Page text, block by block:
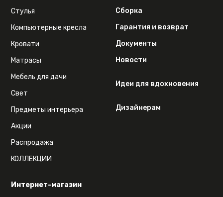
Интернет-магазин
Стулья
Компьютерные кресла
Кровати
Матрасы
Мебель для дачи
Свет
Предметы интерьера
Акции
Распродажа
КОЛЛЕКЦИИ
Сборка
Гарантия и возврат
Документы
Новости
Идеи для вдохновения
Дизайнерам